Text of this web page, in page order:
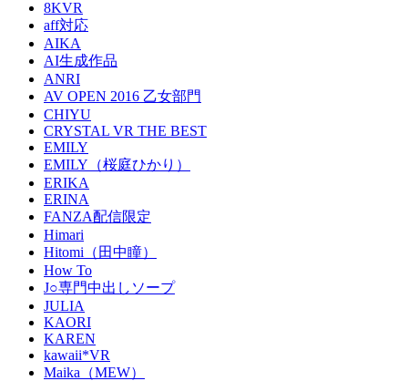
8KVR
aff対応
AIKA
AI生成作品
ANRI
AV OPEN 2016 乙女部門
CHIYU
CRYSTAL VR THE BEST
EMILY
EMILY（桜庭ひかり）
ERIKA
ERINA
FANZA配信限定
Himari
Hitomi（田中瞳）
How To
J○専門中出しソープ
JULIA
KAORI
KAREN
kawaii*VR
Maika（MEW）